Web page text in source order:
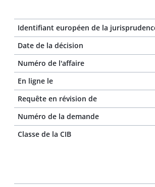
Identifiant européen de la
Date de la décision
Numéro de l'affaire
En ligne le
Requête en révision de
Numéro de la demande
Classe de la CIB